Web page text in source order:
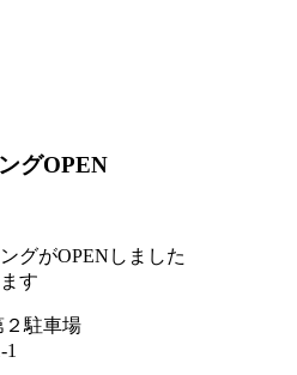
グOPEN
グがOPENしました
す
２駐車場